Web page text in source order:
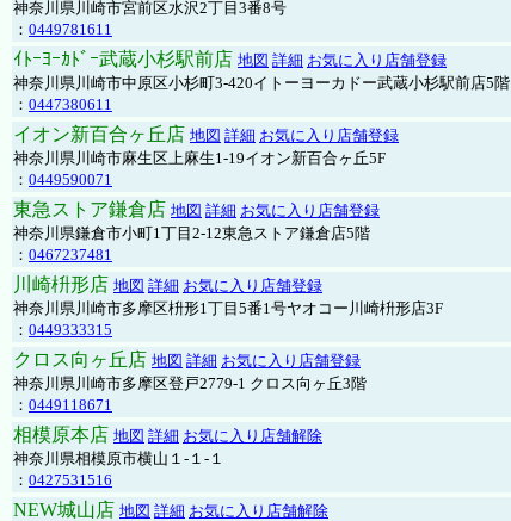
神奈川県川崎市宮前区水沢2丁目3番8号
： 0449781611
ｲﾄｰﾖｰｶﾄﾞｰ武蔵小杉駅前店 地図 詳細 お気に入り店舗登録
神奈川県川崎市中原区小杉町3-420イトーヨーカドー武蔵小杉駅前店5階
： 0447380611
イオン新百合ヶ丘店 地図 詳細 お気に入り店舗登録
神奈川県川崎市麻生区上麻生1-19イオン新百合ヶ丘5F
： 0449590071
東急ストア鎌倉店 地図 詳細 お気に入り店舗登録
神奈川県鎌倉市小町1丁目2-12東急ストア鎌倉店5階
： 0467237481
川崎枡形店 地図 詳細 お気に入り店舗登録
神奈川県川崎市多摩区枡形1丁目5番1号ヤオコー川崎枡形店3F
： 0449333315
クロス向ヶ丘店 地図 詳細 お気に入り店舗登録
神奈川県川崎市多摩区登戸2779-1 クロス向ヶ丘3階
： 0449118671
相模原本店 地図 詳細 お気に入り店舗解除
神奈川県相模原市横山１-１-１
： 0427531516
NEW城山店 地図 詳細 お気に入り店舗解除